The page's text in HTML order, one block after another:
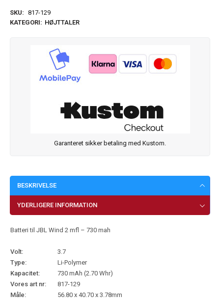
SKU: 817-129
KATEGORI: HØJTTALER
Garanteret sikker betaling med Kustom.
BESKRIVELSE
YDERLIGERE INFORMATION
Batteri til JBL Wind 2 mfl – 730 mah
Volt:
3.7
Type:
Li-Polymer
Kapacitet:
730 mAh (2.70 Whr)
Vores art nr:
817-129
Måle:
56.80 x 40.70 x 3.78mm